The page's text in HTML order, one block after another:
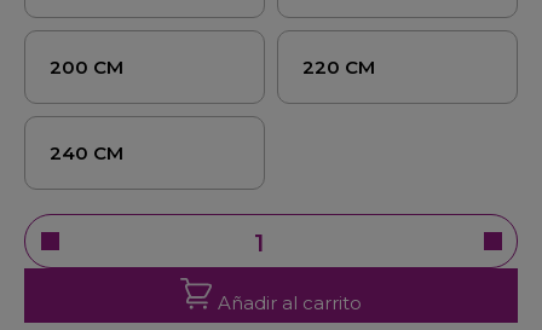
200 CM 220 CM
240 CM
Añadir al carrito